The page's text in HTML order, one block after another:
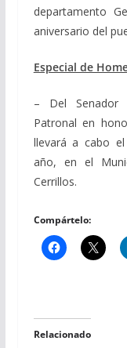
departamento
aniversario del
Especial de
– Del Senador
Patronal en
llevará a cabo
año, en el
Cerrillos.
Compártelo:
Relacionado